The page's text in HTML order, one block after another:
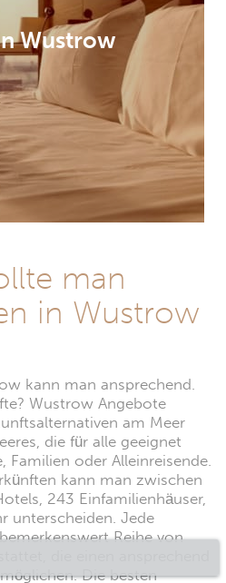
Wustrow
man
in Wustrow
kann man ansprechend.
Wustrow Angebote
am Meer
die für alle geeignet
Familien oder Alleinreisende.
kann man zwischen
243 Einfamilienhäuser,
unterscheiden. Jede
Reihe von
Die besten